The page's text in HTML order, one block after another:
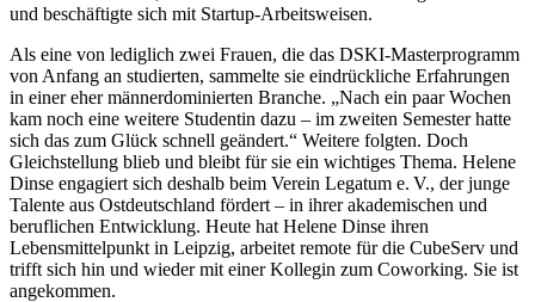
und beschäftigte sich mit Startup-Arbeitsweisen.
Als eine von lediglich zwei Frauen, die das DSKI-Masterprogramm
von Anfang an studierten, sammelte sie eindrückliche Erfahrungen
in einer eher männerdominierten Branche. „Nach ein paar Wochen
kam noch eine weitere Studentin dazu – im zweiten Semester hatte
sich das zum Glück schnell geändert.“ Weitere folgten. Doch
Gleichstellung blieb und bleibt für sie ein wichtiges Thema. Helene
Dinse engagiert sich deshalb beim Verein Legatum e. V., der junge
Talente aus Ostdeutschland fördert – in ihrer akademischen und
beruflichen Entwicklung. Heute hat Helene Dinse ihren
Lebensmittelpunkt in Leipzig, arbeitet remote für die CubeServ und
trifft sich hin und wieder mit einer Kollegin zum Coworking. Sie ist
angekommen.